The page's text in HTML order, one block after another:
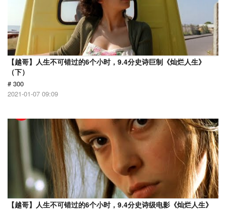
【越哥】人生不可错过的6个小时，9.4分史诗巨制《灿烂人生》
（下）
# 300
2021-01-07 09:09
【越哥】人生不可错过的6个小时，9.4分史诗级电影《灿烂人生》